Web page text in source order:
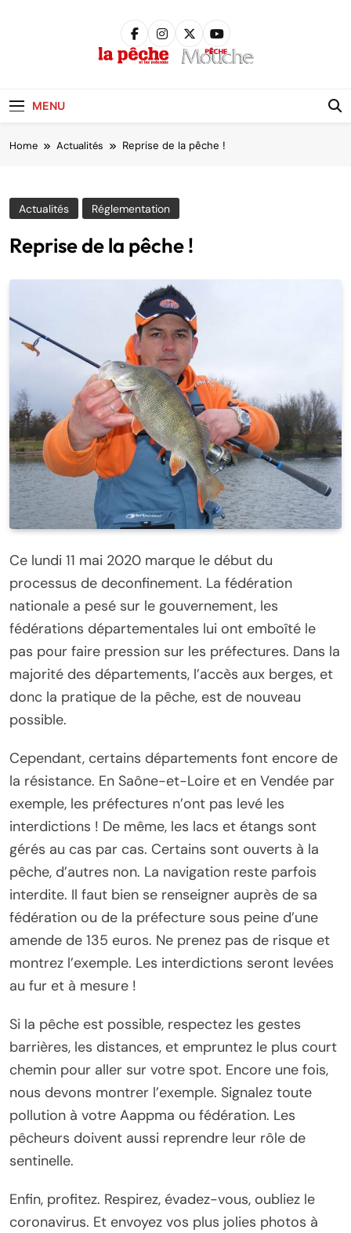
MENU
Home Actualités Reprise de la pêche !
Actualités Réglementation
Reprise de la pêche !
Ce lundi 11 mai 2020 marque le début du
processus de deconfinement. La fédération
nationale a pesé sur le gouvernement, les
fédérations départementales lui ont emboîté le
pas pour faire pression sur les préfectures. Dans la
majorité des départements, l’accès aux berges, et
donc la pratique de la pêche, est de nouveau
possible.
Cependant, certains départements font encore de
la résistance. En Saône-et-Loire et en Vendée par
exemple, les préfectures n’ont pas levé les
interdictions ! De même, les lacs et étangs sont
gérés au cas par cas. Certains sont ouverts à la
pêche, d’autres non. La navigation reste parfois
interdite. Il faut bien se renseigner auprès de sa
fédération ou de la préfecture sous peine d’une
amende de 135 euros. Ne prenez pas de risque et
montrez l’exemple. Les interdictions seront levées
au fur et à mesure !
Si la pêche est possible, respectez les gestes
barrières, les distances, et empruntez le plus court
chemin pour aller sur votre spot. Encore une fois,
nous devons montrer l’exemple. Signalez toute
pollution à votre Aappma ou fédération. Les
pêcheurs doivent aussi reprendre leur rôle de
sentinelle.
Enfin, profitez. Respirez, évadez-vous, oubliez le
coronavirus. Et envoyez vos plus jolies photos à